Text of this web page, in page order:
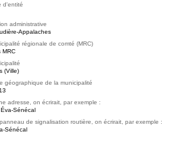
d'entité
administrative
Appalaches
régionale de comté (MRC)
MRC
(Ville)
géographique de la municipalité
adresse, on écrirait, par exemple :
Sénécal
de signalisation routière, on écrirait, par exemple :
Sénécal